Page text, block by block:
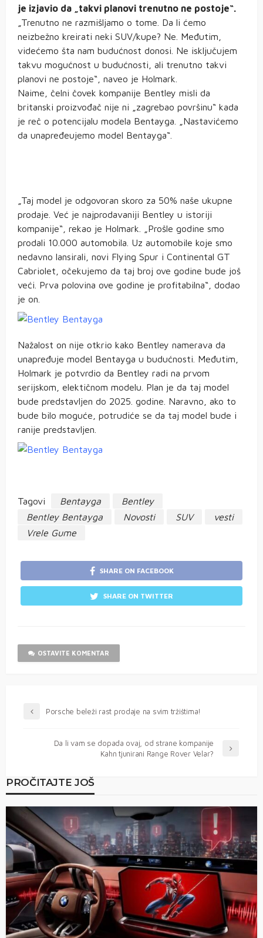
je izjavio da „takvi planovi trenutno ne postoje“.
„Trenutno ne razmišljamo o tome. Da li ćemo
neizbežno kreirati neki SUV/kupe? Ne. Međutim,
videćemo šta nam budućnost donosi. Ne isključujem
takvu mogućnost u budućnosti, ali trenutno takvi
planovi ne postoje“, naveo je Holmark.
Naime, čelni čovek kompanije Bentley misli da
britanski proizvođač nije ni „zagrebao površinu“ kada
je reč o potencijalu modela Bentayga. „Nastavićemo
da unapređeujemo model Bentayga“.
„Taj model je odgovoran skoro za 50% naše ukupne
prodaje. Već je najprodavaniji Bentley u istoriji
kompanije“, rekao je Holmark. „Prošle godine smo
prodali 10.000 automobila. Uz automobile koje smo
nedavno lansirali, novi Flying Spur i Continental GT
Cabriolet, očekujemo da taj broj ove godine bude još
veći. Prva polovina ove godine je profitabilna“, dodao
je on.
Nažalost on nije otkrio kako Bentley namerava da
unapređuje model Bentayga u budućnosti. Međutim,
Holmark je potvrdio da Bentley radi na prvom
serijskom, elektičnom modelu. Plan je da taj model
bude predstavljen do 2025. godine. Naravno, ako to
bude bilo moguće, potrudiće se da taj model bude i
ranije predstavljen.
Tagovi Bentayga
Bentley
Bentley Bentayga
Novosti SUV
vesti
Vrele Gume
SHARE ON FACEBOOK
SHARE ON TWITTER
OSTAVITE KOMENTAR
Porsche beleži rast prodaje na svim tržištima!
Da li vam se dopada ovaj, od strane kompanije
Kahn tjunirani Range Rover Velar?
PROČITAJTE JOŠ